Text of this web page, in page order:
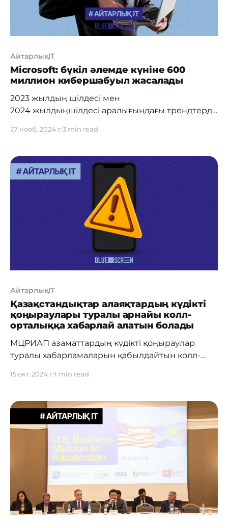
АйтарлықIT
Microsoft: бүкіл әлемде күніне 600
миллион кибершабуыл жасалады
2023 жылдың шілдесі мен
2024 жылдыңшілдесі аралығындағы трендтерді
Defence жылсайынғы қауіпсіздік есебінде Micros
ында кибершабуылдардыңалаңдатарлық өсуін а
тап көрсетеді. Есепке сәйкес, Microsoft
сайын киберқылмыскерлерден де, мемлекеттік
құрылымдардан да 600 миллион шабуылға тап
болады. Есеп сонымен
қатар кибероперациялардың геосаяси
қақтығыстармен тығыз байланысты екенін
көрсетеді. «Өсіп келе
27 нояб. 2024 г.3 min read
АйтарлықIT
Қазақстандықтар алаяқтардың күдікті
қоңыраулары туралы арнайы колл-
орталыққа хабарлай алатын болады
МЦРИАП азаматтардың күдікті қоңыраулар
туралы хабарламаларын қабылдайтын колл-
идея ОКҚ брифингінде талқыланды, онда
Руслан Абдикаликов бұл колл-орталық қылмыс
әлі жасалмаса да, алаяқтыққа күдікті
жағдайларды жедел тіркеуге көмектесетінін
мәлімдеді. «Қылмыс әлі жасалмаса да, адамда
бұл қоңырау алаяқтық сипатта болды деген
күдік бар
15 окт. 2024 г.1 min read